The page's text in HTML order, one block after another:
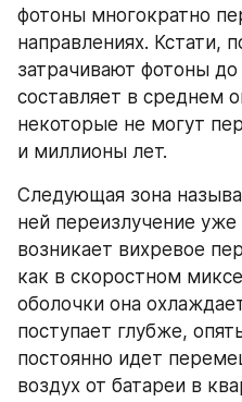
фотоны многократно
направлениях. Кстати,
затрачивают фотоны
составляет в среднем
некоторые не могут
и миллионы лет.
Следующая зона
ней переизлучение
возникает вихревое
как в скоростном
оболочки она
поступает глубже,
постоянно идет
воздух от батареи в